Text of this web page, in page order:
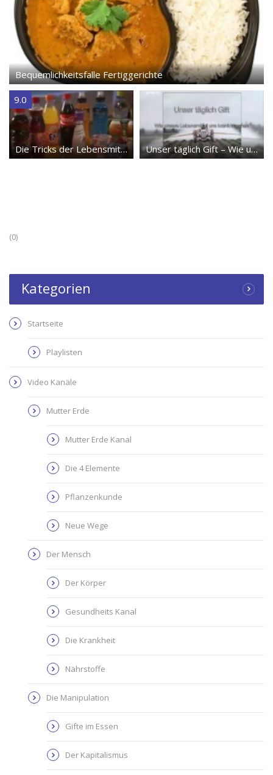
Bequemlichkeitsfalle Fertiggerichte
9.0
Die Tricks der Lebensmittelindustrie – Doku Unser täglich Gift – Wie unsere Lebensmittel uns krank machen
(0)
Kategorien
Startseite
Playlisten
Video Kanäle
Mutter Erde
Mutter Erde Kanal
Die 4 Elemente
Pflanzenkunde
Neue Wege
Der Mensch
Der Körper
Gesundheits Kanal
Die Krankheit
Nährstoffe
Die Manipulation
Gifte im Essen
Der Kapitalismus